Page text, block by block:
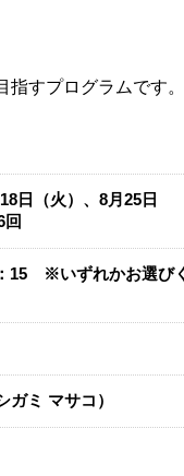
すプログラムです。
日（火）、8月25日
：15 ※いずれかお選び
ミ マサコ）